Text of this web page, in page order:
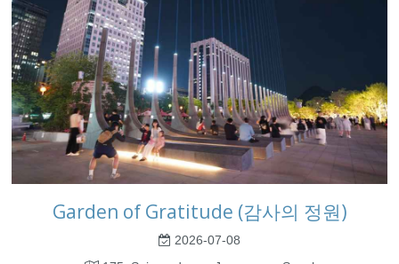
Garden of Gratitude (감사의 정원)
2026-07-08